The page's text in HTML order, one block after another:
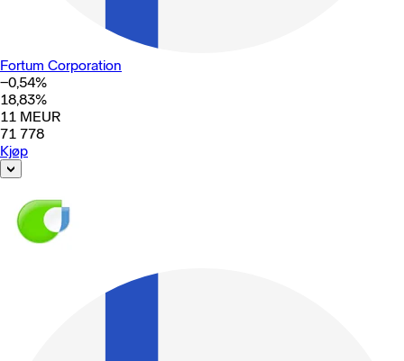
Fortum Corporation
−0,54%
18,83%
11 MEUR
71 778
Kjøp